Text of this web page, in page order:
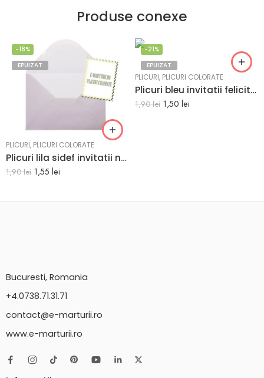
Produse conexe
-18%
EPUIZAT
PLICURI, PLICURI COLORATE
Plicuri lila sidef invitatii nunta C5 162 x 229 mm set 20 buc
1,90lei 1,55 lei
-21%
EPUIZAT
PLICURI, PLICURI COLORATE
Plicuri bleu invitatii felicitare C5 162 x 229 mm set 20 buc
1,90lei 1,50 lei
Bucuresti, Romania
+4.0738.71.31.71
contact@e-marturii.ro
www.e-marturii.ro